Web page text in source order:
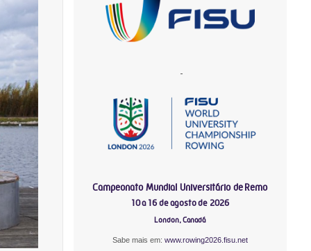
-
Campeonato Mundial Universitário de Remo
10 a 16 de agosto de 2026
London, Canadá
Sabe mais em: www.rowing2026.fisu.net